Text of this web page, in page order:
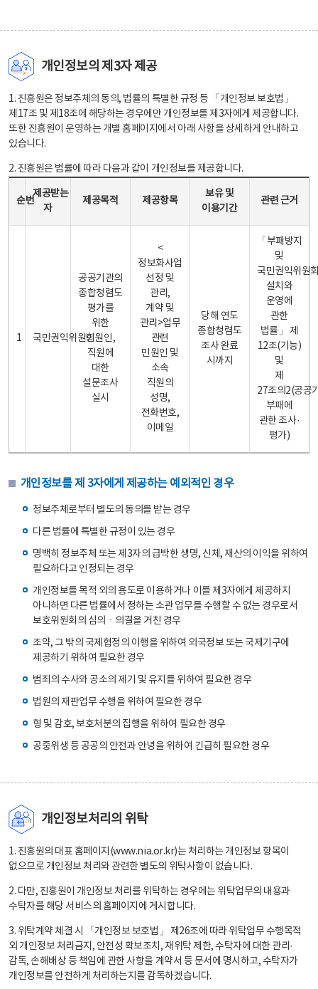
개인정보의 제3자 제공
1. 진흥원은 정보주체의 동의, 법률의 특별한 규정 등 「개인정보 보호법」
제17조 및 제18조에 해당하는 경우에만 개인정보를 제3자에게 제공합니다.
또한 진흥원이 운영하는 개별 홈페이지에서 아래 사항을 상세하게 안내하고
있습니다.
2. 진흥원은 법률에 따라 다음과 같이 개인정보를 제공합니다.
순번
제공받는
자
제공목적 제공항목
보유 및
이용기간
관련 근거
1 국민권익위원회
공공기관의
종합청렴도
평가를
위한
민원인,
직원에
대한
설문조사
실시
<
정보화사업
선정 및
관리,
계약 및
관리>업무
관련
민원인 및
소속
직원의
성명,
전화번호,
이메일
당해 연도
종합청렴도
조사 완료
시까지
「부패방지
및
국민권익위원
설치와
운영에
관한
법률」 제
12조(기능)
및
제
27조의2(공공
부패에
관한 조사·
평가)
개인정보를 제 3자에게 제공하는 예외적인 경우
정보주체로부터 별도의 동의를 받는 경우
다른 법률에 특별한 규정이 있는 경우
명백히 정보주체 또는 제3자의 급박한 생명, 신체, 재산의 이익을 위하여
필요하다고 인정되는 경우
개인정보를 목적 외의 용도로 이용하거나 이를 제3자에게 제공하지
아니하면 다른 법률에서 정하는 소관 업무를 수행할 수 없는 경우로서
보호위원회의 심의ㆍ의결을 거친 경우
조약, 그 밖의 국제협정의 이행을 위하여 외국정보 또는 국제기구에
제공하기 위하여 필요한 경우
범죄의 수사와 공소의 제기 및 유지를 위하여 필요한 경우
법원의 재판업무 수행을 위하여 필요한 경우
형 및 감호, 보호처분의 집행을 위하여 필요한 경우
공중위생 등 공공의 안전과 안녕을 위하여 긴급히 필요한 경우
개인정보처리의 위탁
1. 진흥원의 대표 홈페이지(www.nia.or.kr)는 처리하는 개인정보 항목이
없으므로 개인정보 처리와 관련한 별도의 위탁사항이 없습니다.
2. 다만, 진흥원이 개인정보 처리를 위탁하는 경우에는 위탁업무의 내용과
수탁자를 해당 서비스의 홈페이지에 게시합니다.
3. 위탁계약 체결 시 「개인정보 보호법」 제26조에 따라 위탁업무 수행목적
외 개인정보 처리금지, 안전성 확보조치, 재위탁 제한, 수탁자에 대한 관리·
감독, 손해배상 등 책임에 관한 사항을 계약서 등 문서에 명시하고, 수탁자가
개인정보를 안전하게 처리하는지를 감독하겠습니다.